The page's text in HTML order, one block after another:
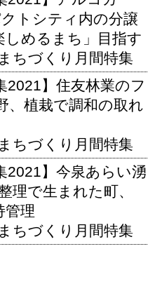
トシティ内の分譲
しめるまち」目指す
まちづくり月間特集
2021】住友林業のフ
、植栽で調和の取れ
まちづくり月間特集
2021】今泉あらい湧
理で生まれた町、
管理
まちづくり月間特集